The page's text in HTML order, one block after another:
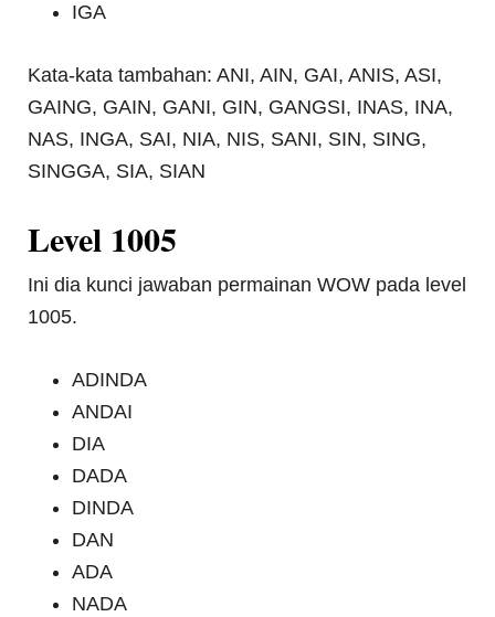
IGA
Kata-kata tambahan: ANI, AIN, GAI, ANIS, ASI,
GAING, GAIN, GANI, GIN, GANGSI, INAS, INA,
NAS, INGA, SAI, NIA, NIS, SANI, SIN, SING,
SINGGA, SIA, SIAN
Level 1005
Ini dia kunci jawaban permainan WOW pada level
1005.
ADINDA
ANDAI
DIA
DADA
DINDA
DAN
ADA
NADA